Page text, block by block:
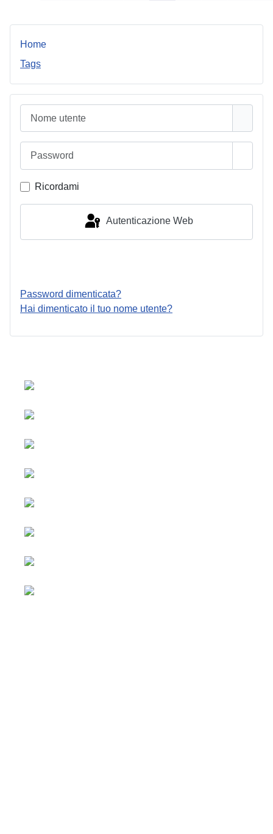
Home
Tags
Ricordami
Autenticazione Web
Password dimenticata?
Hai dimenticato il tuo nome utente?
Seleziona la tua lingua